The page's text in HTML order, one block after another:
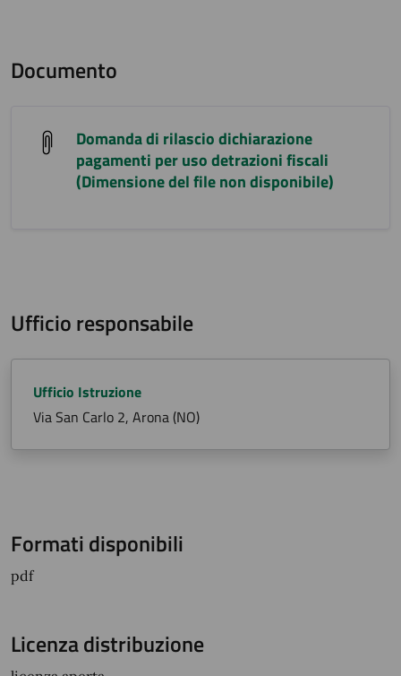
Documento
Domanda di rilascio dichiarazione
pagamenti per uso detrazioni fiscali
(Dimensione del file non disponibile)
Ufficio responsabile
Ufficio Istruzione
Via San Carlo 2, Arona (NO)
Formati disponibili
pdf
Licenza distribuzione